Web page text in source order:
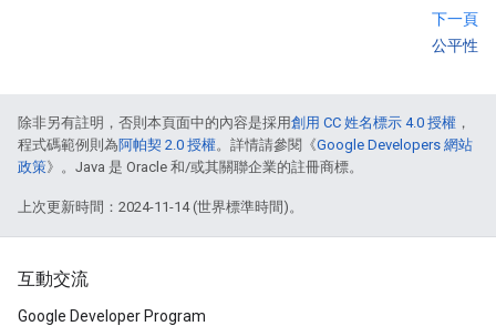
下一頁
公平性
除非另有註明，否則本頁面中的內容是採用創用 CC 姓名標示 4.0 授權 ，
程式碼範例則為阿帕契 2.0 授權。詳情請參閱《Google Developers 網站
政策》。Java 是 Oracle 和/或其關聯企業的註冊商標。
上次更新時間：2024-11-14 (世界標準時間)。
互動交流
Google Developer Program